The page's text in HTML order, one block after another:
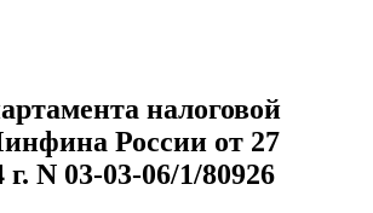
налоговой
России от 27
г. N 03-03-06/1/80926